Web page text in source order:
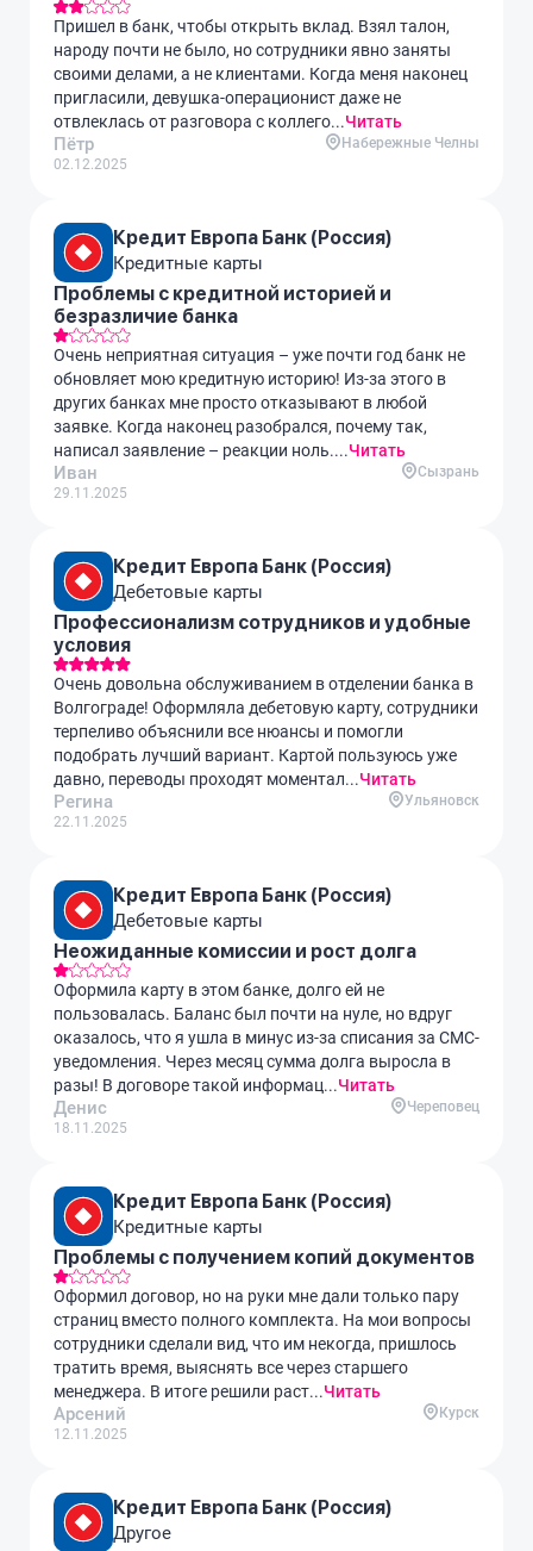
Пришел в банк, чтобы открыть вклад. Взял талон,
народу почти не было, но сотрудники явно заняты
своими делами, а не клиентами. Когда меня наконец
пригласили, девушка-операционист даже не
отвлеклась от разговора с коллего...Читать
Пётр
02.12.2025
Набережные Челны
Кредит Европа Банк (Россия)
Кредитные карты
Проблемы с кредитной историей и
безразличие банка
Очень неприятная ситуация – уже почти год банк не
обновляет мою кредитную историю! Из-за этого в
других банках мне просто отказывают в любой
заявке. Когда наконец разобрался, почему так,
написал заявление – реакции ноль....Читать
Иван
29.11.2025
Сызрань
Кредит Европа Банк (Россия)
Дебетовые карты
Профессионализм сотрудников и удобные
условия
Очень довольна обслуживанием в отделении банка в
Волгограде! Оформляла дебетовую карту, сотрудники
терпеливо объяснили все нюансы и помогли
подобрать лучший вариант. Картой пользуюсь уже
давно, переводы проходят моментал...Читать
Регина
22.11.2025
Ульяновск
Кредит Европа Банк (Россия)
Дебетовые карты
Неожиданные комиссии и рост долга
Оформила карту в этом банке, долго ей не
пользовалась. Баланс был почти на нуле, но вдруг
оказалось, что я ушла в минус из-за списания за СМС-
уведомления. Через месяц сумма долга выросла в
разы! В договоре такой информац...Читать
Денис
18.11.2025
Череповец
Кредит Европа Банк (Россия)
Кредитные карты
Проблемы с получением копий документов
Оформил договор, но на руки мне дали только пару
страниц вместо полного комплекта. На мои вопросы
сотрудники сделали вид, что им некогда, пришлось
тратить время, выяснять все через старшего
менеджера. В итоге решили раст...Читать
Арсений
12.11.2025
Курск
Кредит Европа Банк (Россия)
Другое